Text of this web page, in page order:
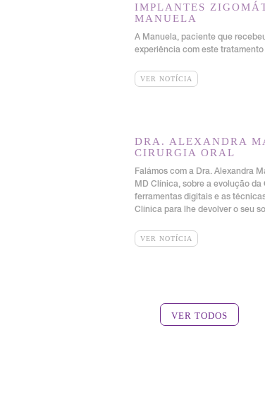
IMPLANTES
MANUELA
A Manuela, paciente que
experiência com este
VER NOTÍCIA
DRA. ALEXANDRA
CIRURGIA ORAL
Falámos com a Dra. Alexandra
MD Clínica, sobre a evolução
ferramentas digitais e as
Clínica para lhe devolver o seu
VER NOTÍCIA
VER TODOS